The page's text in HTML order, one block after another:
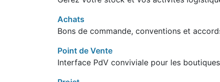
Achats
Bons de commande, conventions et
Point de Vente
Interface PdV conviviale pour les